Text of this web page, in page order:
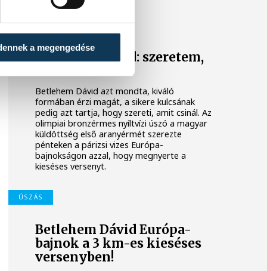
a megengedése
ÚSZÁS
Betlehem Dávid: szeretem,
Betlehem Dávid azt mondta, kiváló
formában érzi magát, a sikere kulcsának
pedig azt tartja, hogy szereti, amit csinál. Az
olimpiai bronzérmes nyíltvízi úszó a magyar
küldöttség első aranyérmét szerezte
pénteken a párizsi vizes Európa-
bajnokságon azzal, hogy megnyerte a
kieséses versenyt.
ÚSZÁS
Betlehem Dávid Európa-
bajnok a 3 km-es kieséses
versenyben!